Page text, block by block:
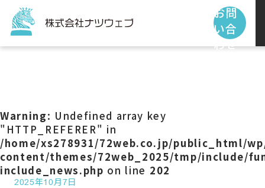
お問
い合
わせ
サービス
制作事例
Warning: Undefined array key
"HTTP_REFERER" in
/home/xs278931/72web.co.jp/public_html/
content/themes/72web_2025/tmp/include/
include_news.php on line 202
2025年10月7日